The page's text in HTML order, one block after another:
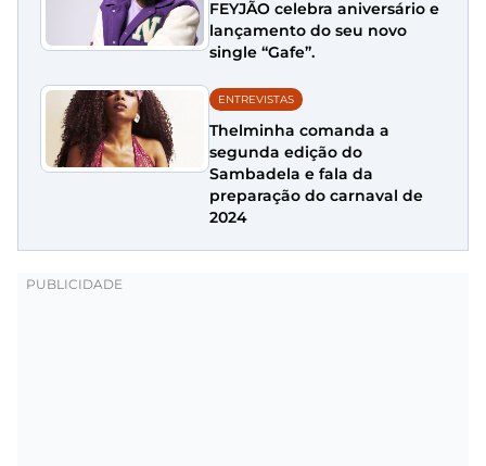
FEYJÃO celebra aniversário e
lançamento do seu novo
single “Gafe”.
ENTREVISTAS
Thelminha comanda a
segunda edição do
Sambadela e fala da
preparação do carnaval de
2024